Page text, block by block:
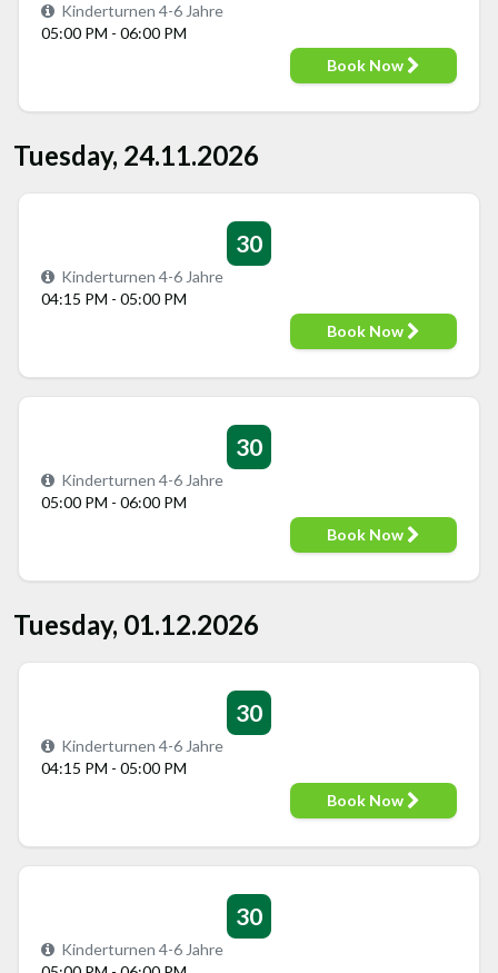
Kinderturnen 4-6 Jahre
05:00 PM - 06:00 PM
Book Now
Tuesday, 24.11.2026
30
Kinderturnen 4-6 Jahre
04:15 PM - 05:00 PM
Book Now
30
Kinderturnen 4-6 Jahre
05:00 PM - 06:00 PM
Book Now
Tuesday, 01.12.2026
30
Kinderturnen 4-6 Jahre
04:15 PM - 05:00 PM
Book Now
30
Kinderturnen 4-6 Jahre